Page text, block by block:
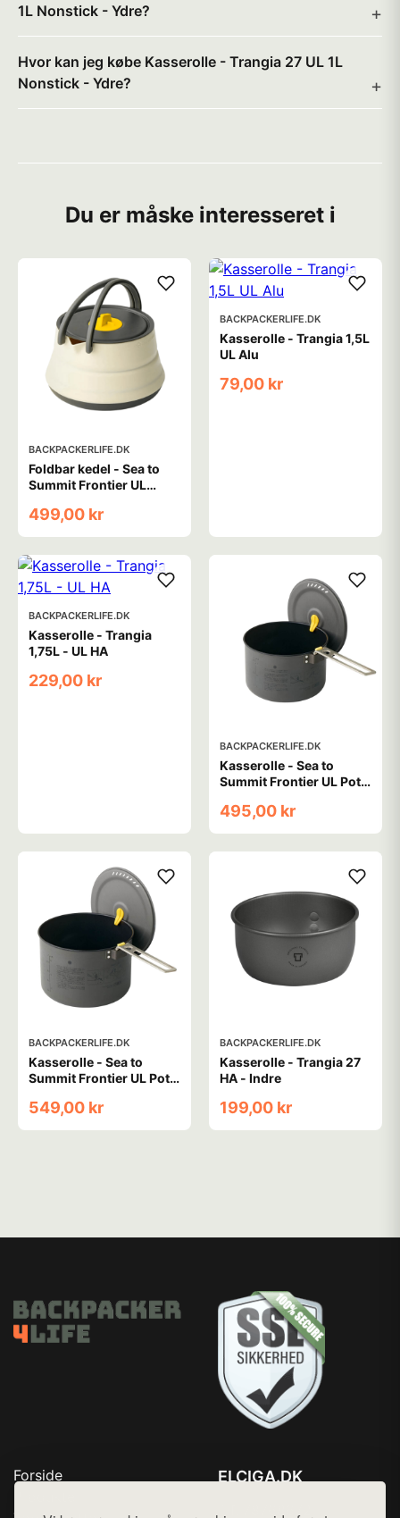
1L Nonstick - Ydre?
Hvor kan jeg købe Kasserolle - Trangia 27 UL 1L
Nonstick - Ydre?
Du er måske interesseret i
BACKPACKERLIFE.DK
Foldbar kedel - Sea to
Summit Frontier UL
liter
499,00 kr
BACKPACKERLIFE.DK
Kasserolle - Trangia 1,5L
UL Alu
79,00 kr
BACKPACKERLIFE.DK
Kasserolle - Trangia
1,75L - UL HA
229,00 kr
BACKPACKERLIFE.DK
Kasserolle - Sea to
Summit Frontier UL Pot -
495,00 kr
BACKPACKERLIFE.DK
Kasserolle - Sea to
Summit Frontier UL Pot -
549,00 kr
BACKPACKERLIFE.DK
Kasserolle - Trangia 27
HA - Indre
199,00 kr
Forside
ELCIGA.DK